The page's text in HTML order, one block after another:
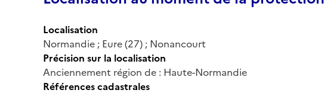
Localisation
Normandie ; Eure (27) ; Nonancourt
Précision sur la localisation
Anciennement région de : Haute-Normandie
Références cadastrales